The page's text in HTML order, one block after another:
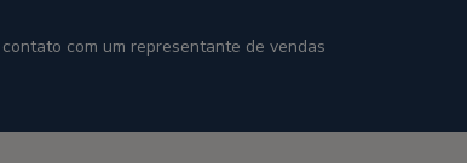
com um representante de vendas